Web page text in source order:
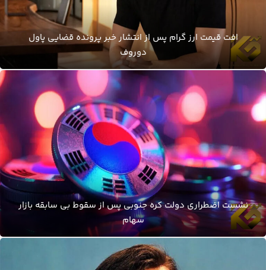
افت قیمت ارز گرام پس از انتشار خبر پرونده قضایی پاول
دوروف
نشست اضطراری دولت کره جنوبی پس از سقوط بی سابقه بازار
سهام